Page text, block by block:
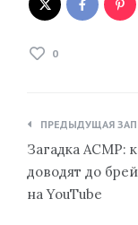
0
по
записям
ПРЕДЫДУЩАЯ
Загадка АСМР:
доводят до
на YouTube